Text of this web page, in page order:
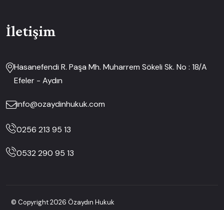
İletişim
Hasanefendi R. Paşa Mh. Muharrem Sökeli Sk. No : 18/A
Efeler - Aydın
info@ozaydinhukuk.com
0256 213 95 13
0532 290 95 13
© Copyright 2026 Özaydın Hukuk